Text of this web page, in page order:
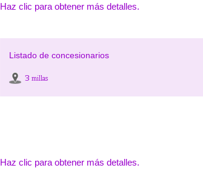
Haz clic para obtener más detalles.
Listado de concesionarios
3millas
Haz clic para obtener más detalles.